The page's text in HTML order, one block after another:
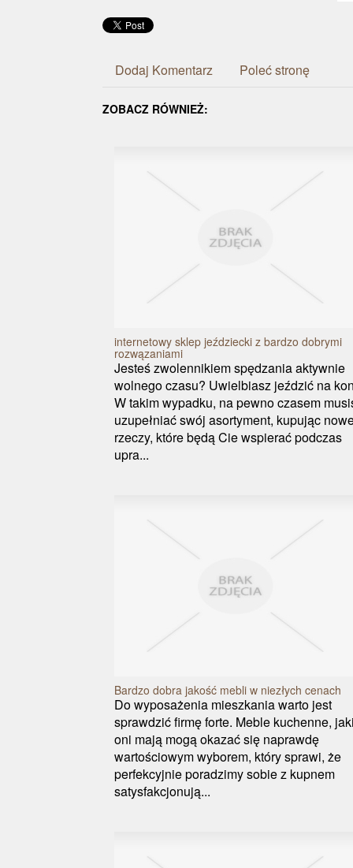
Dodaj Komentarz Poleć stronę
ZOBACZ RÓWNIEŻ:
internetowy sklep jeździecki z bardzo dobrymi
rozwązaniami
Jesteś zwolennikiem spędzania aktywnie
wolnego czasu? Uwielbiasz jeździć na
W takim wypadku, na pewno czasem
uzupełniać swój asortyment, kupując
rzeczy, które będą Cie wspierać podczas
upra...
Bardzo dobra jakość mebli w niezłych cenach
Do wyposażenia mieszkania warto jest
sprawdzić firmę forte. Meble kuchenne,
oni mają mogą okazać się naprawdę
wartościowym wyborem, który sprawi, że
perfekcyjnie poradzimy sobie z kupnem
satysfakcjonują...